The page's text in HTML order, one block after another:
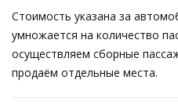
Стоимость указана за
умножается на количество
осуществляем сборные
продаём отдельные места.